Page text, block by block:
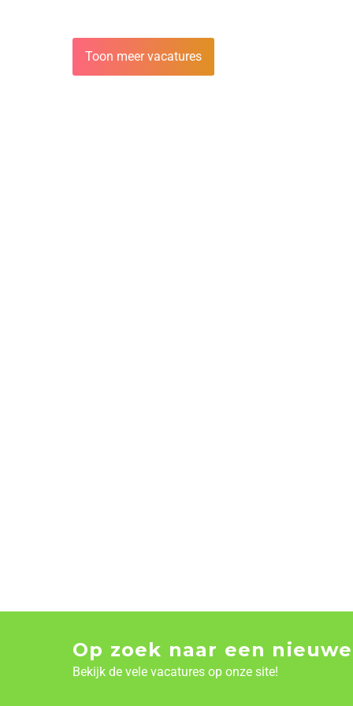
Toon meer vacatures
Op zoek naar een
Bekijk de vele vacatures op onze site!